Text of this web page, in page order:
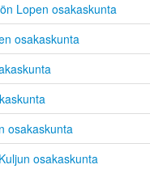
Lopen osakaskunta
osakaskunta
osakaskunta
osakaskunta